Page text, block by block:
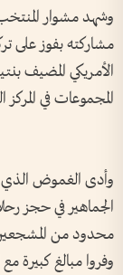
وشهد مشوار
مشاركته بفوز على
المجموعات في المركز
وأدى الغموض الذي
الجماهير في حجز
محدود من
وفروا مبالغ كبيرة